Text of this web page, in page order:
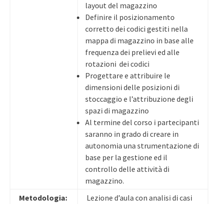
layout del magazzino
Definire il posizionamento
corretto dei codici gestiti nella
mappa di magazzino in base alle
frequenza dei prelievi ed alle
rotazioni dei codici
Progettare e attribuire le
dimensioni delle posizioni di
stoccaggio e l’attribuzione degli
spazi di magazzino
Al termine del corso i partecipanti
saranno in grado di creare in
autonomia una strumentazione di
base per la gestione ed il
controllo delle attività di
magazzino.
Metodologia:
Lezione d’aula con analisi di casi